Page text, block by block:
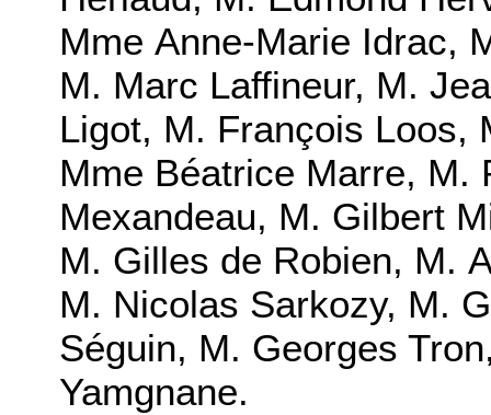
Mme Anne-Marie Idrac,
M. Marc Laffineur, M.
Ligot, M. François Loos,
Mme Béatrice Marre, M.
Mexandeau, M. Gilbert
M. Gilles de Robien, M.
M. Nicolas Sarkozy, M.
Séguin, M. Georges Tron
Yamgnane.